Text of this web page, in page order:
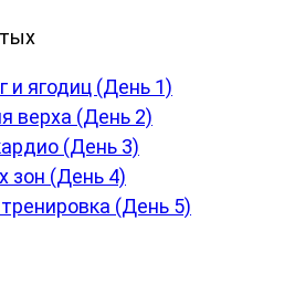
и ягодиц (День 1)
верха (День 2)
(День 3)
зон (День 4)
(День 5)